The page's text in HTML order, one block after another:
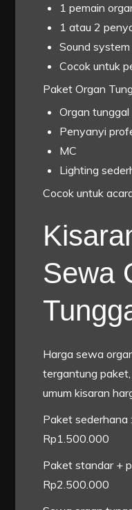
1 pemain
1 atau 2
Sound
Cocok untuk
Paket Organ
Organ tunggal
Penyanyi
MC
Lighting
Cocok untuk
Sewa
Harga sewa
tergantung
umum kisaran
Paket sederhana
Rp1.500.000
Paket standar +
Rp2.500.000